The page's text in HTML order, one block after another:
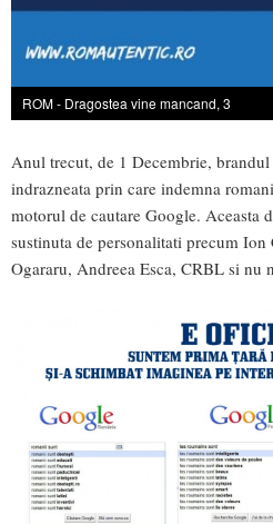
ROM - Dragostea vine mancand, 3
Anul trecut, de 1 Decembrie,
indrazneata prin care indemna
motorul de cautare Google. Aceasta
sustinuta de personalitati precum
Ogararu, Andreea Esca, CRBL si nu